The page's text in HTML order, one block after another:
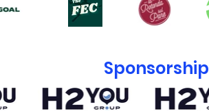
Sponsorship